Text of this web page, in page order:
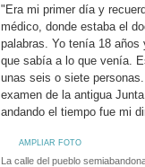
"Era mi primer día y
médico, donde estaba el
palabras. Yo tenía 18
que sabía a lo que venía.
unas seis o siete
examen de la antigua
andando el tiempo fue mi
AMPLIAR FOTO
La calle del pueblo